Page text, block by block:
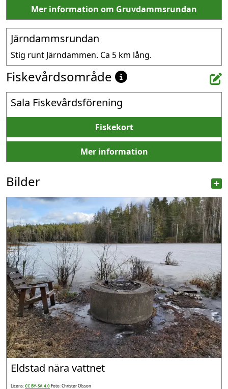
Mer information om Gruvdammsrundan
Järndammsrundan
Stig runt Järndammen. Ca 5 km lång.
Fiskevårdsområde
Sala Fiskevårdsförening
Fiskekort
Mer information
Bilder
Eldstad nära vattnet
Licens:CC BY-SA 4.0Foto: Christer Olsson